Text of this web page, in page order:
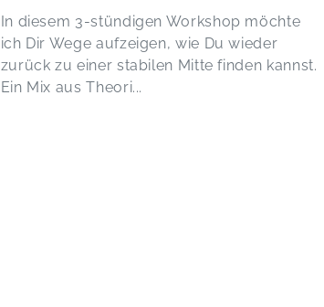
In diesem 3-stündigen Workshop möchte
ich Dir Wege aufzeigen, wie Du wieder
zurück zu einer stabilen Mitte finden kannst.
Ein Mix aus Theori...